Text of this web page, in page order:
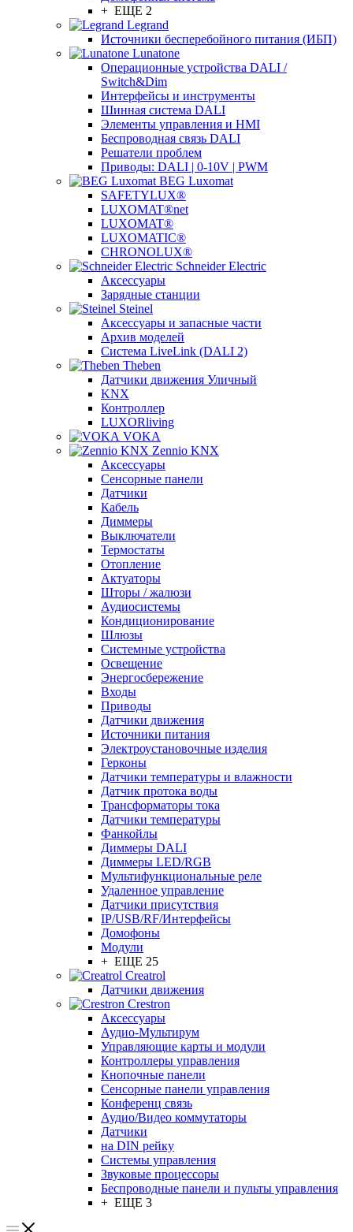
+ ЕЩЕ 2
Legrand
Источники бесперебойного питания (ИБП)
Lunatone
Операционные устройства DALI /
Switch&Dim
Интерфейсы и инструменты
Шинная система DALI
Элементы управления и HMI
Беспроводная связь DALI
Решатели проблем
Приводы: DALI | 0-10V | PWM
BEG Luxomat
SAFETYLUX®
LUXOMAT®net
LUXOMAT®
LUXOMATIC®
CHRONOLUX®
Schneider Electric
Аксессуары
Зарядные станции
Steinel
Аксессуары и запасные части
Архив моделей
Система LiveLink (DALI 2)
Theben
Датчики движения Уличный
KNX
Контроллер
LUXORliving
VOKA
Zennio KNX
Аксессуары
Сенсорные панели
Датчики
Кабель
Диммеры
Выключатели
Термостаты
Отопление
Актуаторы
Шторы / жалюзи
Аудиосистемы
Кондиционирование
Шлюзы
Системные устройства
Освещение
Энергосбережение
Входы
Приводы
Датчики движения
Источники питания
Электроустановочные изделия
Герконы
Датчики температуры и влажности
Датчик протока воды
Трансформаторы тока
Датчики температуры
Фанкойлы
Диммеры DALI
Диммеры LED/RGB
Мультифункциональные реле
Удаленное управление
Датчики присутствия
IP/USB/RF/Интерфейсы
Домофоны
Модули
+ ЕЩЕ 25
Creatrol
Датчики движения
Crestron
Аксессуары
Аудио-Мультирум
Управляющие карты и модули
Контроллеры управления
Кнопочные панели
Сенсорные панели управления
Конференц связь
Аудио/Видео коммутаторы
Датчики
на DIN рейку
Системы управления
Звуковые процессоры
Беспроводные панели и пульты управления
+ ЕЩЕ 3